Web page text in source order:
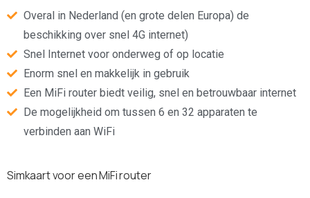
Overal in Nederland (en grote delen Europa) de
beschikking over snel 4G internet)
Snel Internet voor onderweg of op locatie
Enorm snel en makkelijk in gebruik
Een MiFi router biedt veilig, snel en betrouwbaar internet
De mogelijkheid om tussen 6 en 32 apparaten te
verbinden aan WiFi
Simkaart voor een MiFi router